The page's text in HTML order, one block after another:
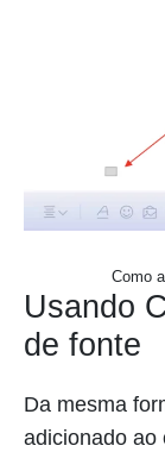
Como
Usando
de fonte
Da mesma
adicionado ao